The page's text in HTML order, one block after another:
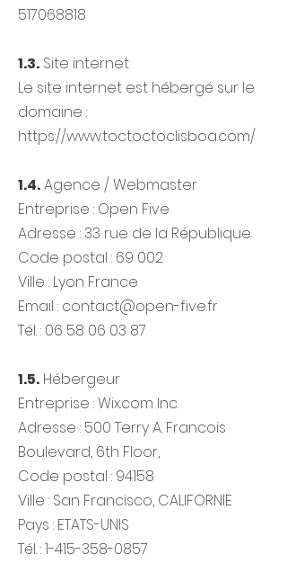
517068818
1.3. Site internet
Le site internet est hébergé sur le
domaine :
https://www.toctoctoclisboa.com/
1.4.Agence / Webmaster
Entreprise : Open Five
Adresse : 33 rue de la République
Code postal : 69 002
Ville : Lyon France
Email : contact@open-five.fr
Tél. : 06 58 06 03 87
1.5. Hébergeur
Entreprise : Wix.com Inc.
Adresse : 500 Terry A. Francois
Boulevard, 6th Floor,
Code postal : 94158
Ville : San Francisco, CALIFORNIE
Pays : ETATS-UNIS
Tél. :1-415-358-0857